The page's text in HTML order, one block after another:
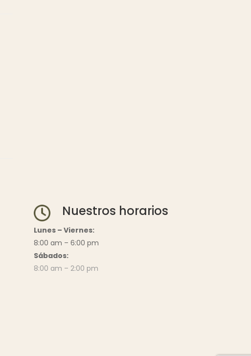
Nuestros horarios
Lunes – Viernes:
8:00 am – 6:00 pm
Sábados:
8:00 am – 2:00 pm